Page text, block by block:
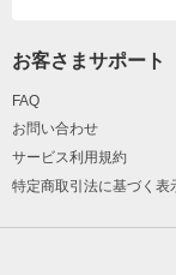
お客さまサポート
FAQ
お問い合わせ
サービス利用規約
特定商取引法に基づく表